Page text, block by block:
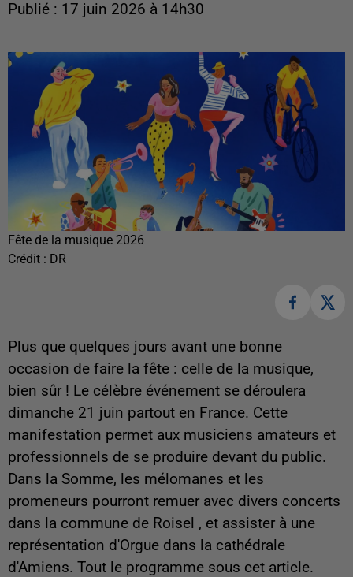
Publié : 17 juin 2026 à 14h30
Fête de la musique 2026
Crédit : DR
Plus que quelques jours avant une bonne
occasion de faire la fête : celle de la musique,
bien sûr ! Le célèbre événement se déroulera
dimanche 21 juin partout en France. Cette
manifestation permet aux musiciens amateurs et
professionnels de se produire devant du public.
Dans la Somme, les mélomanes et les
promeneurs pourront remuer avec divers concerts
dans la commune de Roisel , et assister à une
représentation d'Orgue dans la cathédrale
d'Amiens. Tout le programme sous cet article.